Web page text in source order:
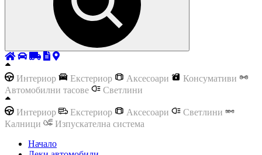
Интериор Екстериор Аксесоари
Консумативи
Автомобилни тасове
Светлини
Интериор Екстериор Аксесоари
Светлини
Калници
Изпускателна система
Начало